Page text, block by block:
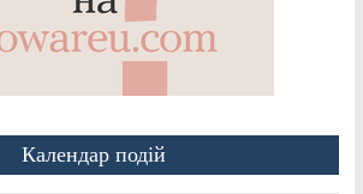
Календар подій